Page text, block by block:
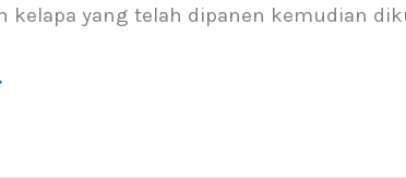
kelapa yang telah dipanen kemudian